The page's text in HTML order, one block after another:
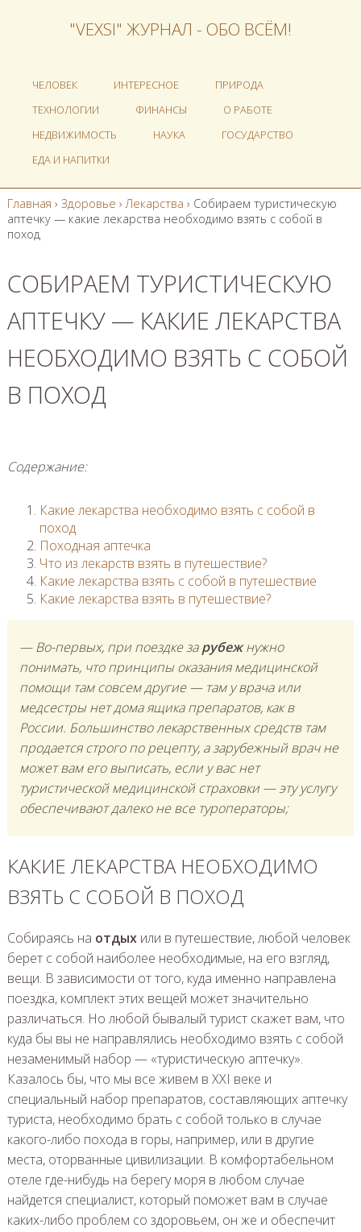
"VEXSI" ЖУРНАЛ - ОБО ВСЁМ!
ЧЕЛОВЕК ИНТЕРЕСНОЕ
ПРИРОДА
ТЕХНОЛОГИИ
ФИНАНСЫ
О РАБОТЕ
НЕДВИЖИМОСТЬ
НАУКА
ГОСУДАРСТВО
ЕДА И НАПИТКИ
Главная › Здоровье ›Лекарства › Собираем туристическую
аптечку — какие лекарства необходимо взять с собой в
поход
СОБИРАЕМ ТУРИСТИЧЕСКУЮ
АПТЕЧКУ — КАКИЕ ЛЕКАРСТВА
НЕОБХОДИМО ВЗЯТЬ С СОБОЙ
В ПОХОД
Содержание:
Какие лекарства необходимо взять с собой в
поход
Походная аптечка
Что из лекарств взять в путешествие?
Какие лекарства взять с собой в путешествие
Какие лекарства взять в путешествие?
— Во-первых, при поездке зарубежнужно
понимать, что принципы оказания медицинской
помощи там совсем другие — там у врача или
медсестры нет дома ящика препаратов, как в
России. Большинство лекарственных средств там
продается строго по рецепту, а зарубежный врач не
может вам его выписать, если у вас нет
туристической медицинской страховки — эту услугу
обеспечивают далеко не все туроператоры;
КАКИЕ ЛЕКАРСТВА НЕОБХОДИМО
ВЗЯТЬ С СОБОЙ В ПОХОД
Собираясь на отдыхили в путешествие, любой человек
берет с собой наиболее необходимые, на его взгляд,
вещи. В зависимости от того, куда именно направлена
поездка, комплект этих вещей может значительно
различаться. Но любой бывалый турист скажет вам, что
куда бы вы не направлялись необходимо взять с собой
незаменимый набор — «туристическую аптечку».
Казалось бы, что мы все живем в ХХI веке и
специальный набор препаратов, составляющих аптечку
туриста, необходимо брать с собой только в случае
какого-либо похода в горы, например, или в другие
места, оторванные цивилизации. В комфортабельном
отеле где-нибудь на берегу моря в любом случае
найдется специалист, который поможет вам в случае
каких-либо проблем со здоровьем, он же и обеспечит